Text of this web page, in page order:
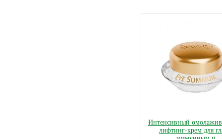
Интенсивный
лифтинг-крем для